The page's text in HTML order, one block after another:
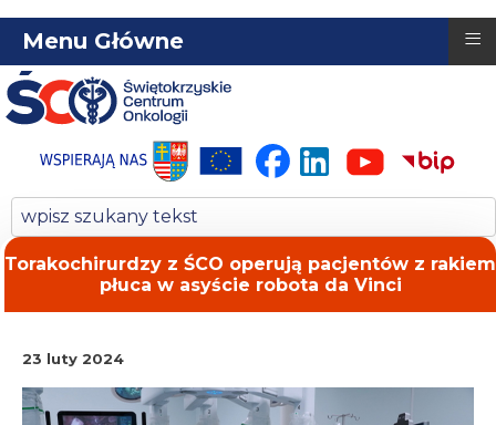
Menu Główne ≡
Torakochirurdzy z ŚCO operują pacjentów z rakiem
płuca w asyście robota da Vinci
23 luty 2024